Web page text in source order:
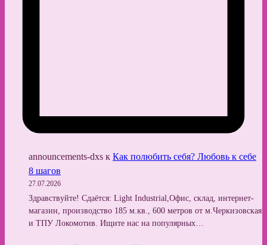
announcements-dxs к Как полюбить себя? Любовь к себе
8 шагов
27.07.2026
Здравствуйте! Сдаётся: Light Industrial,Офис, склад, интернет-
магазин, производство 185 м.кв., 600 метров от м.Черкизовская
и ТПУ Локомотив. Ищите нас на популярных…